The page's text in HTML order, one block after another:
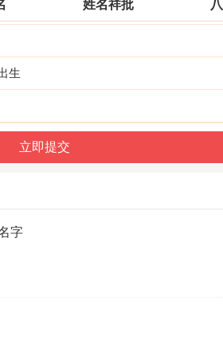
王烜驿
王创涛
王然
王丁宗
姓名祥批
生
字